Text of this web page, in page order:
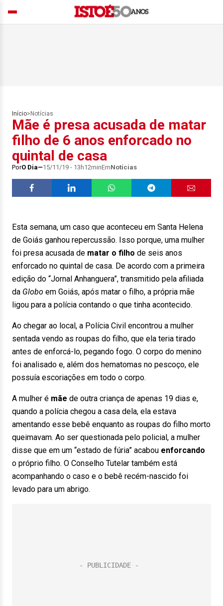
Início> Notícias
Mãe é presa acusada de matar
filho de 6 anos enforcado no
quintal de casa
PorO Dia 15/11/19 - 13h12minEmNotícias
Esta semana, um caso que aconteceu em Santa Helena
de Goiás ganhou repercussão. Isso porque, uma mulher
foi presa acusada de matar o filho de seis anos
enforcado no quintal de casa. De acordo com a primeira
edição do “Jornal Anhanguera”, transmitido pela afiliada
da Globo em Goiás, após matar o filho, a própria mãe
ligou para a polícia contando o que tinha acontecido.
Ao chegar ao local, a Polícia Civil encontrou a mulher
sentada vendo as roupas do filho, que ela teria tirado
antes de enforcá-lo, pegando fogo. O corpo do menino
foi analisado e, além dos hematomas no pescoço, ele
possuía escoriações em todo o corpo.
A mulher é mãe de outra criança de apenas 19 dias e,
quando a polícia chegou a casa dela, ela estava
amentando esse bebê enquanto as roupas do filho morto
queimavam. Ao ser questionada pelo policial, a mulher
disse que em um “estado de fúria” acabou enforcando
o próprio filho. O Conselho Tutelar também está
acompanhando o caso e o bebê recém-nascido foi
levado para um abrigo.